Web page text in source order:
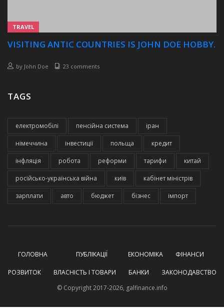
TRAVEL
VISITING ANTIC COUNTRIES IS JOHN DOE HOBBY.
by John Doe 23 comments
TAGS
електромобілі пенсійна система іран
німеччина інвестиції польща кредит
інфляція робота реформи тарифи китай
російсько-українська війна київ кабінет міністрів
зарплати авто бюджет бізнес імпорт
ГОЛОВНА ПУБЛІКАЦІЇ ЕКОНОМІКА ФІНАНСИ
РОЗВИТОК ВЛАСНІСТЬ І ТОВАРИ БАНКИ
ЗАКОНОДАВСТВО
© Copyright 2017-2026, galfinance.info